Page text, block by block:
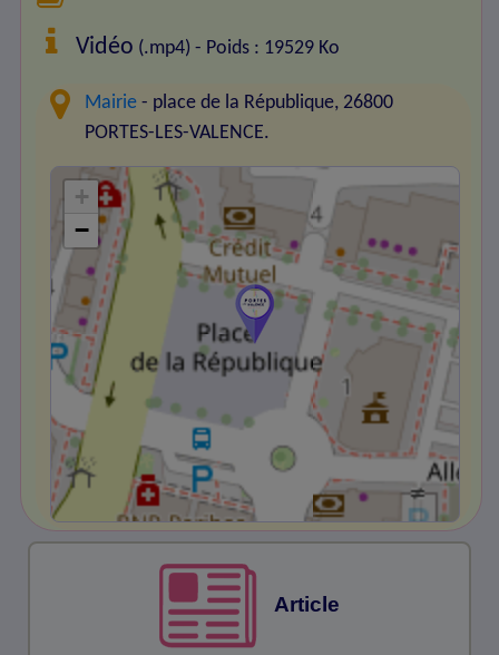
Vidéo (.mp4) - Poids : 19529 Ko
Mairie - place de la République, 26800
PORTES-LES-VALENCE.
+
−
Article